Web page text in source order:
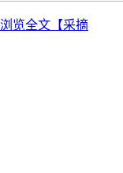
览全文【采摘